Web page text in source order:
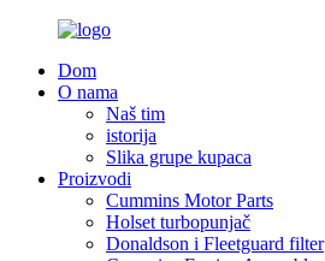
Dom
O nama
Naš tim
istorija
Slika grupe kupaca
Proizvodi
Cummins Motor Parts
Holset turbopunjač
Donaldson i Fleetguard filter